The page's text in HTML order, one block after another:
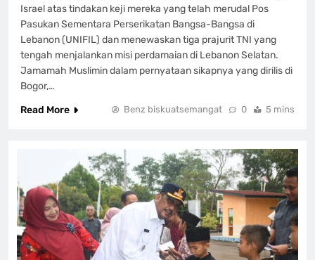
Israel atas tindakan keji mereka yang telah merudal Pos
Pasukan Sementara Perserikatan Bangsa-Bangsa di
Lebanon (UNIFIL) dan menewaskan tiga prajurit TNI yang
tengah menjalankan misi perdamaian di Lebanon Selatan.
Jamamah Muslimin dalam pernyataan sikapnya yang dirilis di
Bogor,…
Read More
Benz biskuatsemangat 0 5 mins